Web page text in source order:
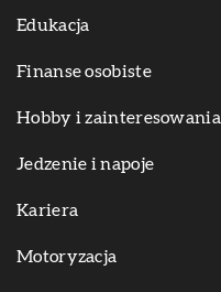
Edukacja
Finanse osobiste
Hobby i zainteresowania
Jedzenie i napoje
Kariera
Motoryzacja